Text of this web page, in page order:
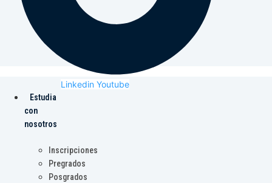
Linkedin Youtube
Estudia
con
nosotros
Inscripciones
Pregrados
Posgrados